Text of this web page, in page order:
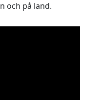
och på land.